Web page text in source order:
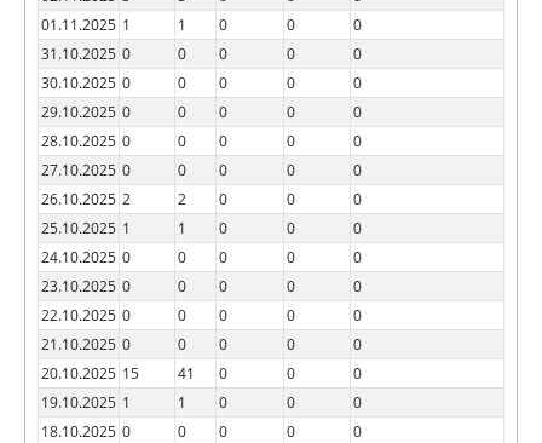
01.11.2025 1 1 0 0
0
31.10.2025 0 0 0 0
0
30.10.2025 0 0 0 0
0
29.10.2025 0 0 0 0
0
28.10.2025 0 0 0 0
0
27.10.2025 0 0 0 0
0
26.10.2025 2 2 0 0
0
25.10.2025 1 1 0 0
0
24.10.2025 0 0 0 0
0
23.10.2025 0 0 0 0
0
22.10.2025 0 0 0 0
0
21.10.2025 0 0 0 0
0
20.10.2025 15 41 0 0
0
19.10.2025 1 1 0 0
0
18.10.2025 0 0 0 0
0